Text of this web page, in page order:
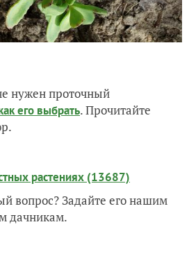
нужен проточный
его выбрать. Прочитайте
растениях (13687)
вопрос? Задайте его нашим
дачникам.